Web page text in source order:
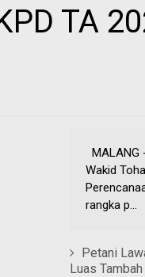
TA
MALANG
Wakid
rangka p...
Petani
Luas